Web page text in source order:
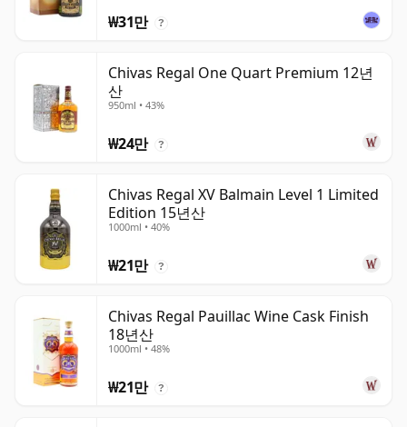
₩31만 ?
Chivas Regal One Quart Premium 12년
산
950ml • 43%
₩24만 ?
Chivas Regal XV Balmain Level 1 Limited
Edition 15년산
1000ml • 40%
₩21만 ?
Chivas Regal Pauillac Wine Cask Finish
18년산
1000ml • 48%
₩21만 ?